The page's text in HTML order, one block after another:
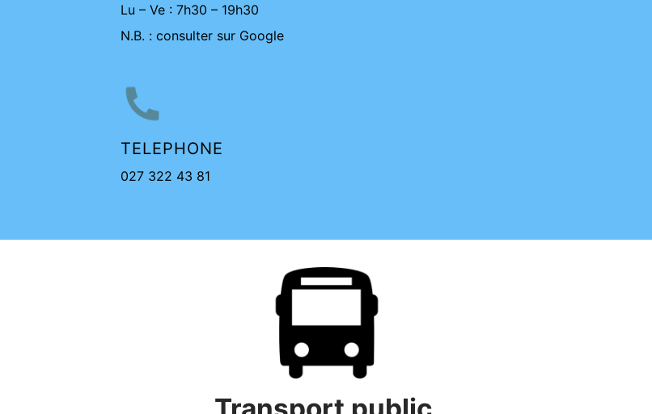
Lu – Ve : 7h30 – 19h30
N.B. : consulter sur Google
TELEPHONE
027 322 43 81